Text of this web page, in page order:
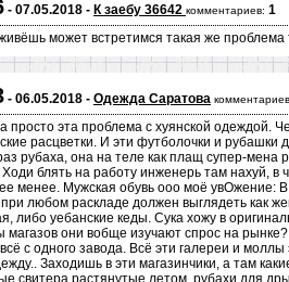
- 07.05.2018 - К заебу 36642 комментариев: 1
может встретимся такая же
- 06.05.2018 - Одежда Саратова
просто эта проблема с хуянской одеждой.
расцветки. И эти футболочки и рубашки
рубаха, она на теле как плащ супер-
блять на работу инженерь там нахуй, в
менее. Мужская обувь ооо моё увОжение:
любом раскладе должен выглядеть как
либо уебанские кеды. Сука хожу в
магазов они вобще изучают спрос на
с одного завода. Всё эти галереи и
Заходишь в эти магазинчики, а там
свитера растянутые летом, рубахи для